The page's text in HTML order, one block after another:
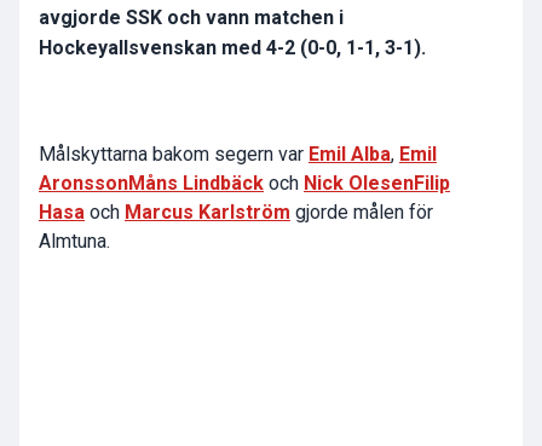
avgjorde SSK och vann matchen i
Hockeyallsvenskan med 4-2 (0-0, 1-1, 3-1).
Målskyttarna bakom segern var Emil Alba, Emil
AronssonMåns Lindbäck och Nick OlesenFilip
Hasa och Marcus Karlström gjorde målen för
Almtuna.